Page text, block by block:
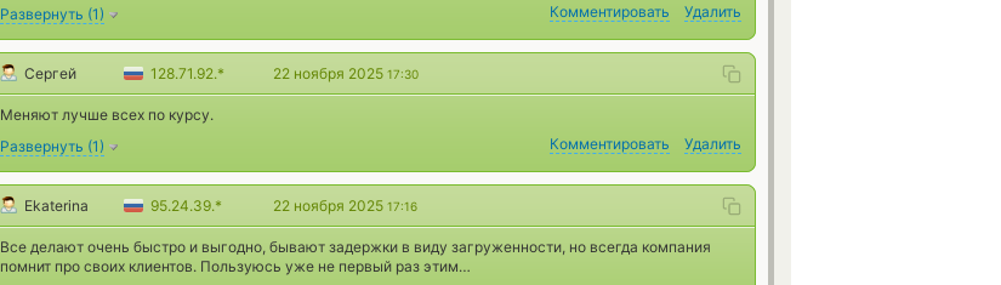
Развернуть (1) Комментировать Удалить
Сергей 128.71.92.* 22 ноября 2025 17:30
Меняют лучше всех по курсу.
Развернуть (1) Комментировать Удалить
Ekaterina 95.24.39.* 22 ноября 2025 17:16
Все делают очень быстро и выгодно, бывают задержки в виду загруженности, но всегда компания
помнит про своих клиентов. Пользуюсь уже не первый раз этим…